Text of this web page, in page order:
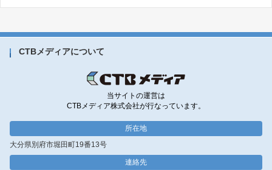
CTBメディアについて
当サイトの運営は
CTBメディア株式会社が行なっています。
所在地
大分県別府市堀田町19番13号
連絡先